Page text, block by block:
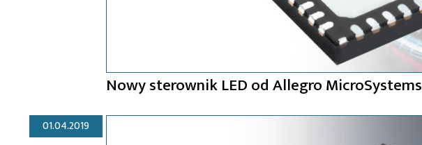
Nowy sterownik LED od Allegro MicroSystems
01.04.2019